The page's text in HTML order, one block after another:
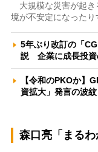
大規模な災害が起き
境が不安定になった
5年ぶり改訂の「
説 企業に成長投
【令和のPKOか】
資拡大」発言の波
森口亮「まるわ